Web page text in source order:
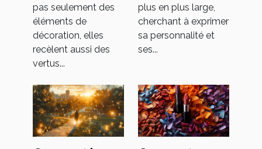
pas seulement des
éléments de
décoration, elles
recèlent aussi des
vertus...
plus en plus large,
cherchant à exprimer
sa personnalité et
ses...